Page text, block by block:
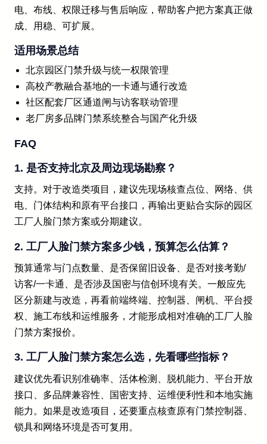
电、布线、权限迁移与售后响应，帮助客户把方案真正做
成、用稳、可扩展。
适用场景总结
北京园区门禁升级与统一权限管理
高校产教融合基地的一卡通与通行改造
社区配套厂区通道闸与访客联动管理
老厂房多品牌门禁系统整合与国产化升级
FAQ
1. 是否支持北京及周边现场勘察？
支持。对于改造类项目，建议先现场核查点位、网络、供
电、门体结构和原有平台接口，再输出更贴合实际的园区
工厂人脸门禁方案或分期建议。
2. 工厂人脸门禁方案多少钱，预算怎么估算？
预算通常与门点数量、是否保留旧设备、是否对接考勤/
访客/一卡通、是否涉及国密与信创环境有关。一般应先
区分新建与改造，再看前端终端、控制器、闸机、平台授
权、施工布线和运维服务，才能形成相对准确的工厂人脸
门禁方案报价。
3. 工厂人脸门禁方案怎么选，先看哪些指标？
建议优先看识别准确率、活体检测、脱机能力、平台开放
接口、多品牌兼容性、国密支持、运维便利性和本地实施
能力。如果是改造项目，还要重点核查原有门禁控制器、
锁具和网络环境是否可复用。